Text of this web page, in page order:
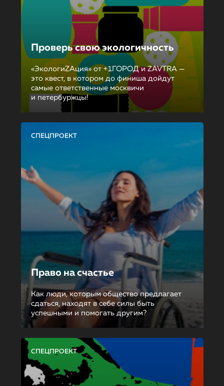
Проверь свою экологичность
«ЭкологиZAция» от +1ГОРОД и ZAVTRA —
это квест, в котором до финиша дойдут
самые ответственные москвичи
и петербуржцы!
СПЕЦПРОЕКТ
Право на счастье
Как люди, которым общество предлагает
сдаться, находят в себе силы быть
успешными и помогать другим?
СПЕЦПРОЕКТ